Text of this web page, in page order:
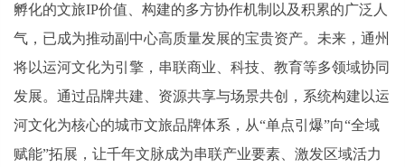
孵化的文旅IP价值、构建的多方协作机制以及积累的广泛人
气，已成为推动副中心高质量发展的宝贵资产。未来，通州
将以运河文化为引擎，串联商业、科技、教育等多领域协同
发展。通过品牌共建、资源共享与场景共创，系统构建以运
河文化为核心的城市文旅品牌体系，从“单点引爆”向“全域
赋能”拓展，让千年文脉成为串联产业要素、激发区域活力